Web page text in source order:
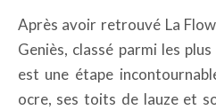
Après avoir retrouvé La
Geniès, classé parmi les
est une étape
ocre, ses toits de lauze et